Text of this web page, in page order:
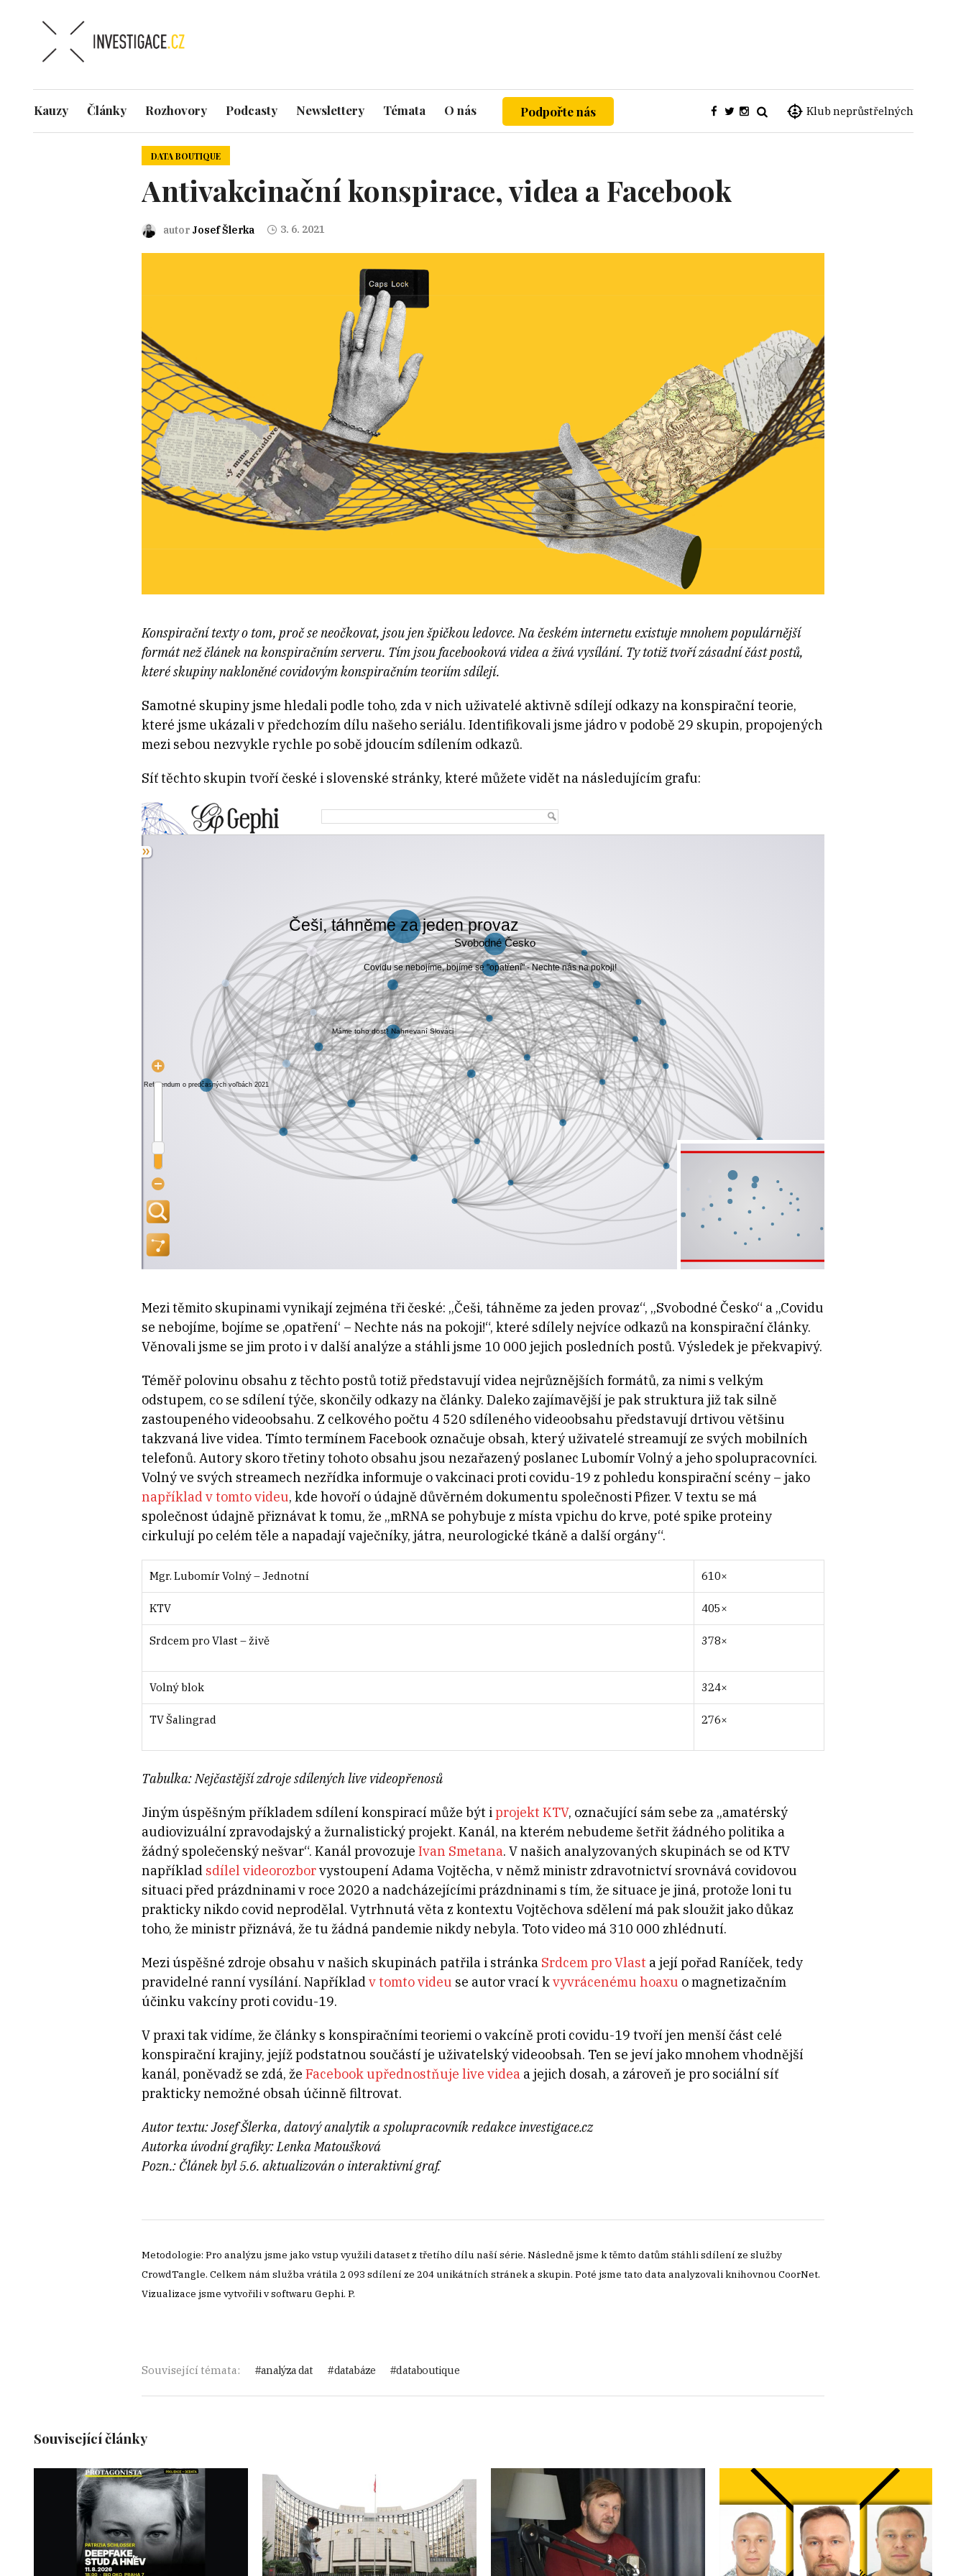
Klub neprůstřelných
Kauzy Články Rozhovory Podcasty Newslettery Témata O nás Podpořte nás
DATA BOUTIQUE
Antivakcinační konspirace, videa a Facebook
autor Josef Šlerka 3. 6. 2021
Konspirační texty o tom, proč se neočkovat, jsou jen špičkou ledovce. Na českém internetu existuje mnohem populárnější
formát než článek na konspiračním serveru. Tím jsou facebooková videa a živá vysílání. Ty totiž tvoří zásadní část postů,
které skupiny nakloněné covidovým konspiračním teoriím sdílejí.
Samotné skupiny jsme hledali podle toho, zda v nich uživatelé aktivně sdílejí odkazy na konspirační teorie,
které jsme ukázali v předchozím dílu našeho seriálu. Identifikovali jsme jádro v podobě 29 skupin, propojených
mezi sebou nezvykle rychle po sobě jdoucím sdílením odkazů.
Síť těchto skupin tvoří české i slovenské stránky, které můžete vidět na následujícím grafu:
Mezi těmito skupinami vynikají zejména tři české: „Češi, táhněme za jeden provaz“, „Svobodné Česko“ a „Covidu
se nebojíme, bojíme se ‚opatření‘ – Nechte nás na pokoji!“, které sdílely nejvíce odkazů na konspirační články.
Věnovali jsme se jim proto i v další analýze a stáhli jsme 10 000 jejich posledních postů. Výsledek je překvapivý.
Téměř polovinu obsahu z těchto postů totiž představují videa nejrůznějších formátů, za nimi s velkým
odstupem, co se sdílení týče, skončily odkazy na články. Daleko zajímavější je pak struktura již tak silně
zastoupeného videoobsahu. Z celkového počtu 4 520 sdíleného videoobsahu představují drtivou většinu
takzvaná live videa. Tímto termínem Facebook označuje obsah, který uživatelé streamují ze svých mobilních
telefonů. Autory skoro třetiny tohoto obsahu jsou nezařazený poslanec Lubomír Volný a jeho spolupracovníci.
Volný ve svých streamech nezřídka informuje o vakcinaci proti covidu-19 z pohledu konspirační scény – jako
například v tomto videu, kde hovoří o údajně důvěrném dokumentu společnosti Pfizer. V textu se má
společnost údajně přiznávat k tomu, že „mRNA se pohybuje z místa vpichu do krve, poté spike proteiny
cirkulují po celém těle a napadají vaječníky, játra, neurologické tkáně a další orgány“.
Mgr. Lubomír Volný – Jednotní 610×
KTV 405×
Srdcem pro Vlast – živě 378×
Volný blok 324×
TV Šalingrad 276×
Tabulka: Nejčastější zdroje sdílených live videopřenosů
Jiným úspěšným příkladem sdílení konspirací může být iprojekt KTV, označující sám sebe za „amatérský
audiovizuální zpravodajský a žurnalistický projekt. Kanál, na kterém nebudeme šetřit žádného politika a
žádný společenský nešvar“. Kanál provozuje Ivan Smetana. V našich analyzovaných skupinách se od KTV
například sdílel videorozborvystoupení Adama Vojtěcha, v němž ministr zdravotnictví srovnává covidovou
situaci před prázdninami v roce 2020 a nadcházejícími prázdninami s tím, že situace je jiná, protože loni tu
prakticky nikdo covid neprodělal. Vytrhnutá věta z kontextu Vojtěchova sdělení má pak sloužit jako důkaz
toho, že ministr přiznává, že tu žádná pandemie nikdy nebyla. Toto video má 310 000 zhlédnutí.
Mezi úspěšné zdroje obsahu v našich skupinách patřila i stránka Srdcem pro Vlast a její pořad Raníček, tedy
pravidelné ranní vysílání. Napříkladv tomto videu se autor vrací kvyvrácenému hoaxu o magnetizačním
účinku vakcíny proti covidu-19.
V praxi tak vidíme, že články s konspiračními teoriemi o vakcíně proti covidu-19 tvoří jen menší část celé
konspirační krajiny, jejíž podstatnou součástí je uživatelský videoobsah. Ten se jeví jako mnohem vhodnější
kanál, poněvadž se zdá, že Facebook upřednostňuje live videaa jejich dosah, a zároveň je pro sociální síť
prakticky nemožné obsah účinně filtrovat.
Autor textu: Josef Šlerka, datový analytik a spolupracovník redakce investigace.cz
Autorka úvodní grafiky: Lenka Matoušková
Pozn.: Článek byl 5.6. aktualizován o interaktivní graf.
Metodologie: Pro analýzu jsme jako vstup využili dataset z třetího dílu naší série. Následně jsme k těmto datům stáhli sdílení ze služby
CrowdTangle. Celkem nám služba vrátila 2 093 sdílení ze 204 unikátních stránek a skupin. Poté jsme tato data analyzovali knihovnou CoorNet.
Vizualizace jsme vytvořili v softwaru Gephi. P.
Související témata: analýza dat databáze databoutique
Související články